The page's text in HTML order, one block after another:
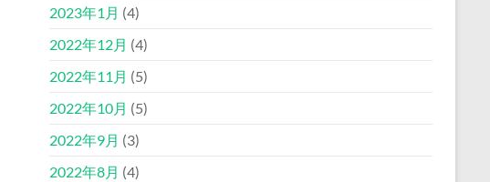
2023年1月 (4)
2022年12月 (4)
2022年11月 (5)
2022年10月 (5)
2022年9月 (3)
2022年8月 (4)